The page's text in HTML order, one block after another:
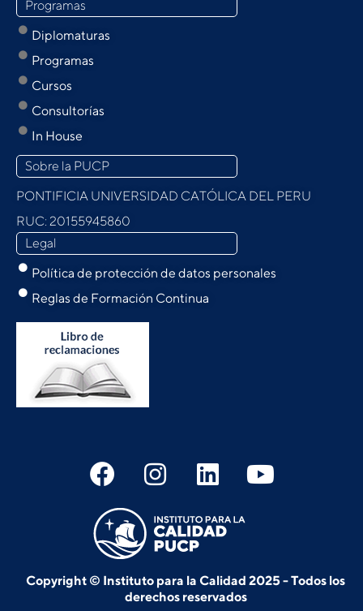
Programas
Diplomaturas
Programas
Cursos
Consultorías
In House
Sobre la PUCP
PONTIFICIA UNIVERSIDAD CATÓLICA DEL PERU
RUC: 20155945860
Legal
Política de protección de datos personales
Reglas de Formación Continua
Copyright © Instituto para la Calidad 2025 - Todos los
derechos reservados